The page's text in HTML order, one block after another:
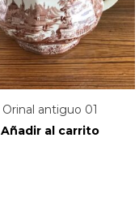
Orinal antiguo 01
Añadir al carrito